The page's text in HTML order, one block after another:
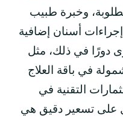
وخبرة طبيب
أسنان إضافية
دورًا في ذلك، مثل
في باقة العلاج
التقنية في
على تسعير دقيق هي